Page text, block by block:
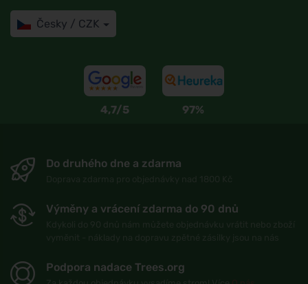
Česky / CZK
4,7/5 97%
Do druhého dne a zdarma
Výměny a vrácení zdarma do 90 dnů
Podpora nadace Trees.org